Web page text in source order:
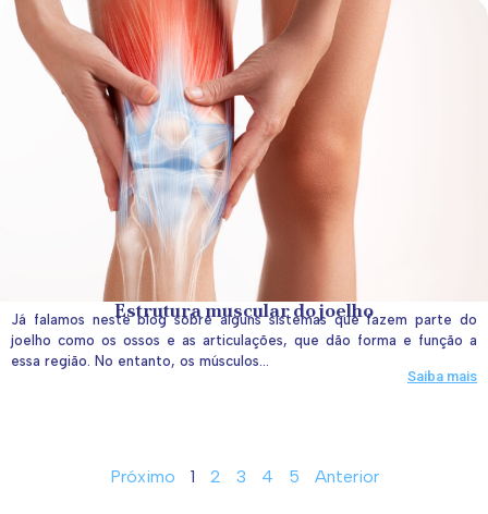
Estrutura muscular do joelho
Já falamos neste blog sobre alguns sistemas que fazem parte do
joelho como os ossos e as articulações, que dão forma e função a
essa região. No entanto, os músculos...
Saiba mais
Próximo 1 2 3 4 5 Anterior